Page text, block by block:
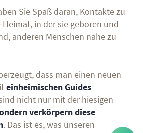
Sie Spaß daran, Kontakte zu
in der sie geboren und
anderen Menschen nahe zu
dass man einen neuen
einheimischen Guides
nicht nur mit der hiesigen
verkörpern diese
. Das ist es, was unseren